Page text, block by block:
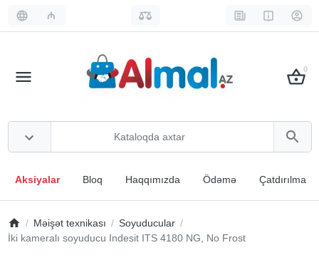
₼
0
Aksiyalar Bloq Haqqımızda Ödəmə Çatdırılma
Məişət texnikası
Soyuducular
İki kameralı soyuducu Indesit ITS 4180 NG, No Frost